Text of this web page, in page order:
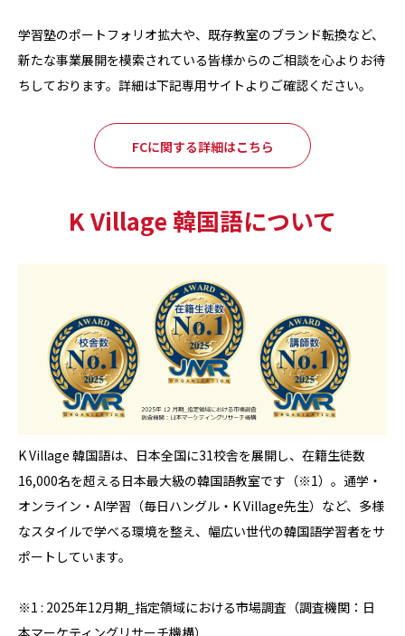
学習塾のポートフォリオ拡大や、既存教室のブランド転換など、
新たな事業展開を模索されている皆様からのご相談を心よりお待
ちしております。詳細は下記専用サイトよりご確認ください。
FCに関する詳細はこちら
K Village 韓国語について
K Village 韓国語は、日本全国に31校舎を展開し、在籍生徒数
16,000名を超える日本最大級の韓国語教室です（※1）。通学・
オンライン・AI学習（毎日ハングル・K Village先生）など、多様
なスタイルで学べる環境を整え、幅広い世代の韓国語学習者をサ
ポートしています。
※1 : 2025年12月期_指定領域における市場調査（調査機関：日